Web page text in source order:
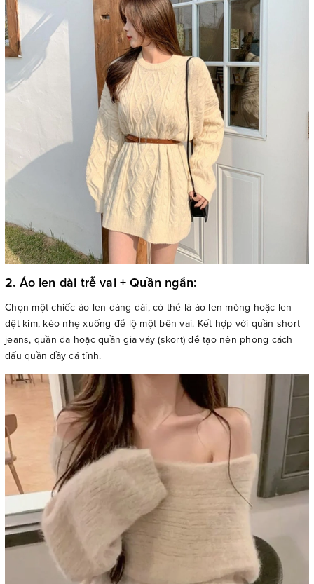
2. Áo len dài trễ vai + Quần ngắn:
Chọn một chiếc áo len dáng dài, có thể là áo len mỏng hoặc len
dệt kim, kéo nhẹ xuống để lộ một bên vai. Kết hợp với quần short
jeans, quần da hoặc quần giả váy (skort) để tạo nên phong cách
dấu quần đầy cá tính.